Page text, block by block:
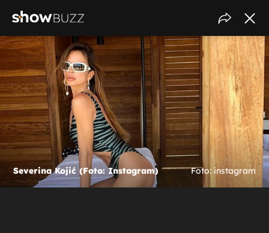
Severina Kojić (Foto: Instagram) Foto: instagram